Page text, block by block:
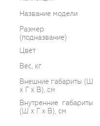
Название модели
Размер
(подназвание)
Цвет
Вес, кг
Внешние габариты (Ш
х Г х В), см
Внутренние габариты
(Ш х Г х В), см